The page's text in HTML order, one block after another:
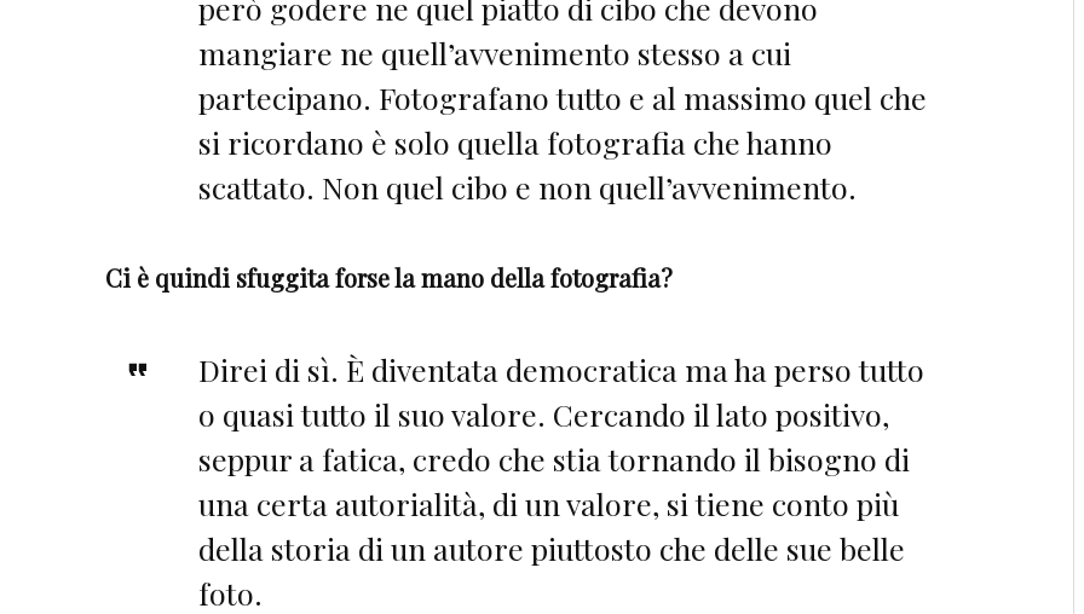
mangiare ne quell’avvenimento stesso a cui
partecipano. Fotografano tutto e al massimo quel che
si ricordano è solo quella fotografia che hanno
scattato. Non quel cibo e non quell’avvenimento.
Ci è quindi sfuggita forse la mano della fotografia?
Direi di sì. È diventata democratica ma ha perso tutto
o quasi tutto il suo valore. Cercando il lato positivo,
seppur a fatica, credo che stia tornando il bisogno di
una certa autorialità, di un valore, si tiene conto più
della storia di un autore piuttosto che delle sue belle
foto.